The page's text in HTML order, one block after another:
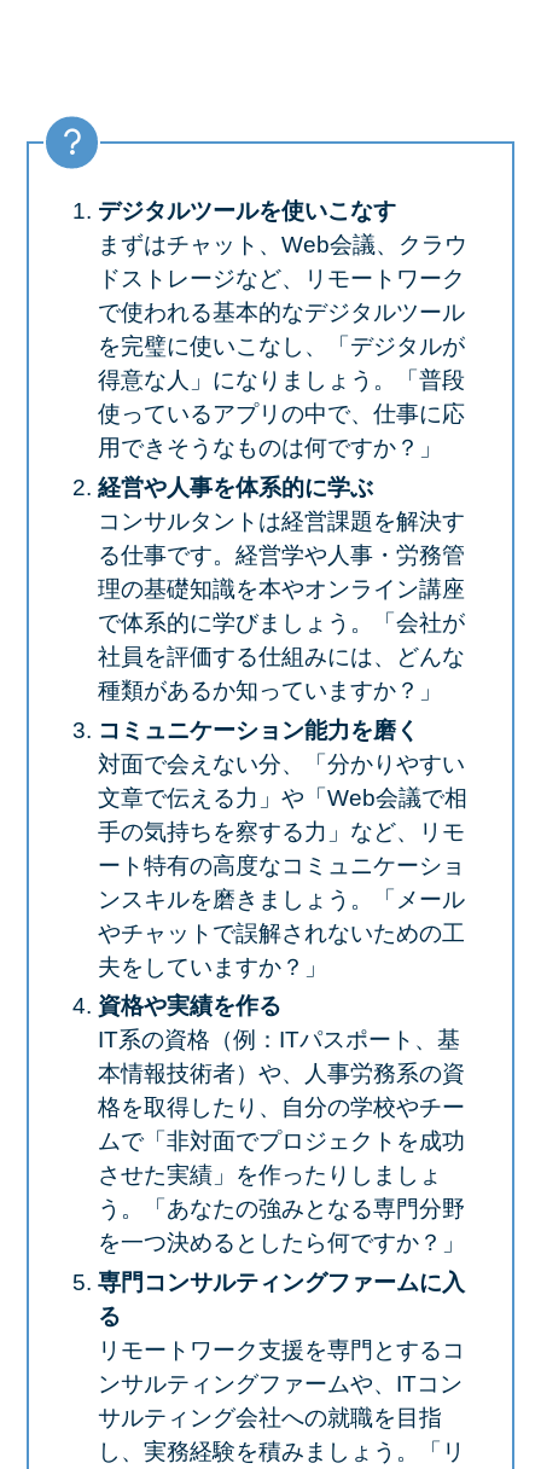
デジタルツールを使いこなす
まずはチャット、Web会議、クラウ
ドストレージなど、リモートワーク
で使われる基本的なデジタルツール
を完璧に使いこなし、「デジタルが
得意な人」になりましょう。「普段
使っているアプリの中で、仕事に応
用できそうなものは何ですか？」
経営や人事を体系的に学ぶ
コンサルタントは経営課題を解決す
る仕事です。経営学や人事・労務管
理の基礎知識を本やオンライン講座
で体系的に学びましょう。「会社が
社員を評価する仕組みには、どんな
種類があるか知っていますか？」
コミュニケーション能力を磨く
対面で会えない分、「分かりやすい
文章で伝える力」や「Web会議で相
手の気持ちを察する力」など、リモ
ート特有の高度なコミュニケーショ
ンスキルを磨きましょう。「メール
やチャットで誤解されないための工
夫をしていますか？」
資格や実績を作る
IT系の資格（例：ITパスポート、基
本情報技術者）や、人事労務系の資
格を取得したり、自分の学校やチー
ムで「非対面でプロジェクトを成功
させた実績」を作ったりしましょ
う。「あなたの強みとなる専門分野
を一つ決めるとしたら何ですか？」
専門コンサルティングファームに入
る
リモートワーク支援を専門とするコ
ンサルティングファームや、ITコン
サルティング会社への就職を目指
し、実務経験を積みましょう。「リ